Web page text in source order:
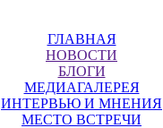
ГЛАВНАЯ
НОВОСТИ
БЛОГИ
МЕДИАГАЛЕРЕЯ
ИНТЕРВЬЮ И МНЕНИЯ
МЕСТО ВСТРЕЧИ